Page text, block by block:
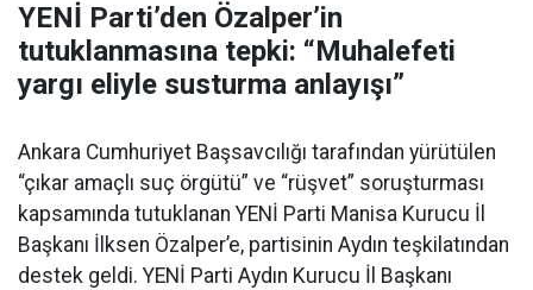
YENİ Parti’den Özalper’in
tutuklanmasına tepki: “Muhalefeti
yargı eliyle susturma anlayışı”
Ankara Cumhuriyet Başsavcılığı tarafından yürütülen
“çıkar amaçlı suç örgütü” ve “rüşvet” soruşturması
kapsamında tutuklanan YENİ Parti Manisa Kurucu İl
Başkanı İlksen Özalper’e, partisinin Aydın teşkilatından
destek geldi. YENİ Parti Aydın Kurucu İl Başkanı